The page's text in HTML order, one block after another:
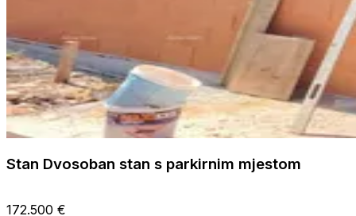
Stan Dvosoban stan s parkirnim mjestom
172.500 €